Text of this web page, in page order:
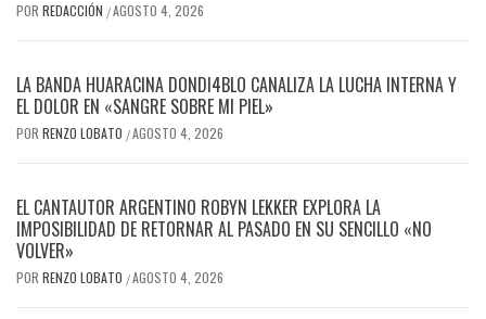
POR REDACCIÓN /AGOSTO 4, 2026
LA BANDA HUARACINA DONDI4BLO CANALIZA LA LUCHA INTERNA Y
EL DOLOR EN «SANGRE SOBRE MI PIEL»
POR RENZO LOBATO /AGOSTO 4, 2026
EL CANTAUTOR ARGENTINO ROBYN LEKKER EXPLORA LA
IMPOSIBILIDAD DE RETORNAR AL PASADO EN SU SENCILLO «NO
VOLVER»
POR RENZO LOBATO /AGOSTO 4, 2026